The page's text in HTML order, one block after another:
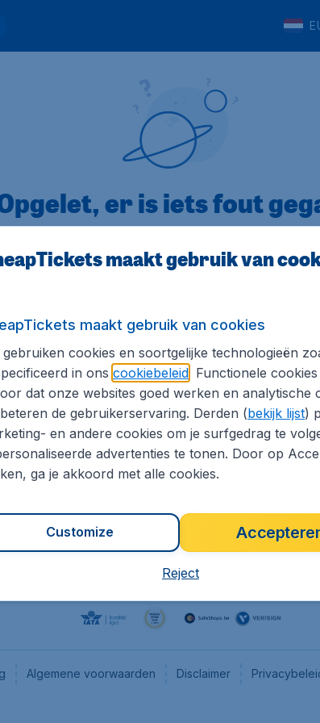
er is iets fout
informatie
Internationale sites
Flugladen.de
CheapTickets.ch
CheapTickets.nl
CheapTickets.sg
Algemene voorwaarden Disclaimer
maakt gebruik van
maakt gebruik van cookies
gebruiken cookies en soortgelijke technologieën
in ons cookiebeleid. Functionele
dat onze websites goed werken en analytische
de gebruikerservaring. Derden (bekijk lijst)
en andere cookies om je surfgedrag te
advertenties te tonen. Door op
ga je akkoord met alle cookies.
Customize
Reject